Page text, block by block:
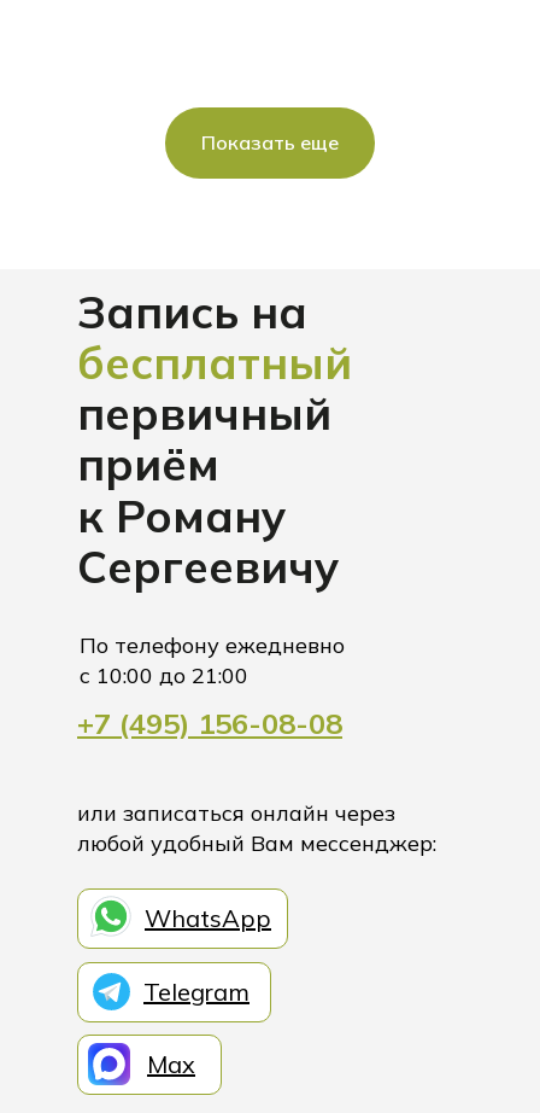
Показать еще
По телефону ежедневно
с 10:00 до 21:00
WhatsApp
Telegram
Max
или записаться онлайн через
любой удобный Вам мессенджер:
+7 (495) 156-08-08
к Роману
Сергеевичу
первичный
приём
бесплатный
Запись на